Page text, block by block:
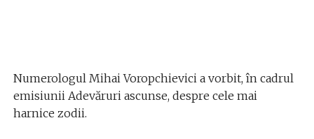
Numerologul Mihai Voropchievici a vorbit, în cadrul
emisiunii Adevăruri ascunse, despre cele mai
harnice zodii.